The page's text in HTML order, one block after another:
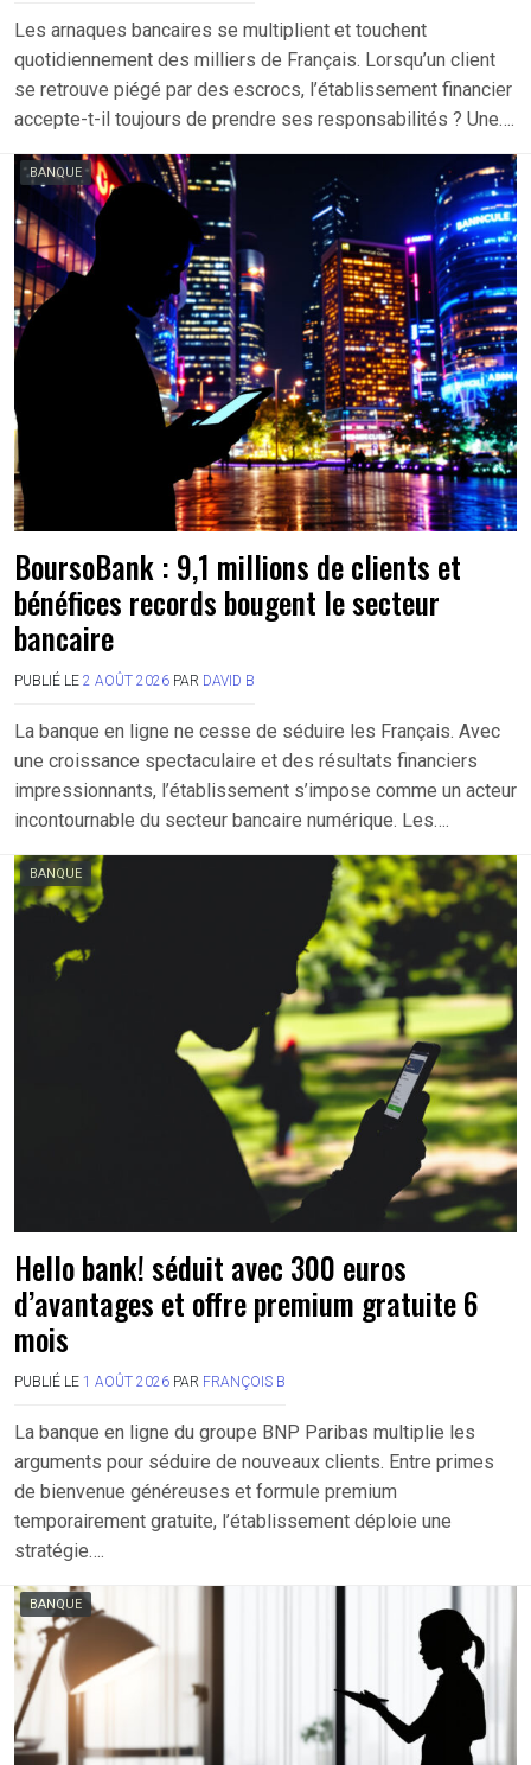
Les arnaques bancaires se multiplient et touchent
quotidiennement des milliers de Français. Lorsqu’un client
se retrouve piégé par des escrocs, l’établissement financier
accepte-t-il toujours de prendre ses responsabilités ? Une….
BANQUE
BoursoBank : 9,1 millions de clients et
bénéfices records bougent le secteur
bancaire
PUBLIÉ LE 2 AOÛT 2026 PAR DAVID B
La banque en ligne ne cesse de séduire les Français. Avec
une croissance spectaculaire et des résultats financiers
impressionnants, l’établissement s’impose comme un acteur
incontournable du secteur bancaire numérique. Les….
BANQUE
Hello bank! séduit avec 300 euros
d’avantages et offre premium gratuite 6
mois
PUBLIÉ LE 1 AOÛT 2026 PAR FRANÇOIS B
La banque en ligne du groupe BNP Paribas multiplie les
arguments pour séduire de nouveaux clients. Entre primes
de bienvenue généreuses et formule premium
temporairement gratuite, l’établissement déploie une
stratégie….
BANQUE